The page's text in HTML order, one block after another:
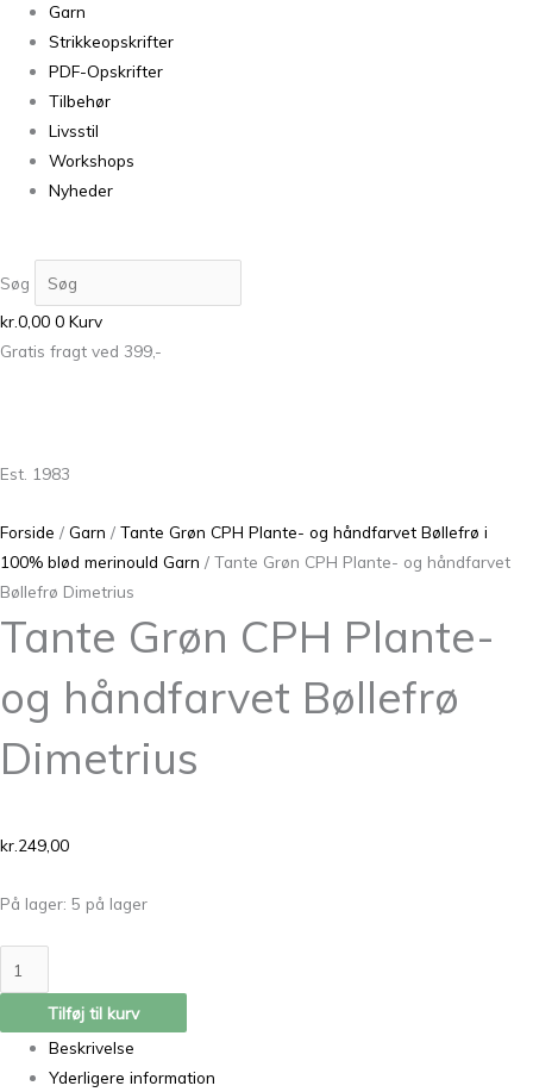
Garn
Strikkeopskrifter
PDF-Opskrifter
Tilbehør
Livsstil
Workshops
Nyheder
Søg
kr.0,00 0 Kurv
Gratis fragt ved 399,-
Est. 1983
Forside / Garn / Tante Grøn CPH Plante- og håndfarvet Bøllefrø i
100% blød merinould Garn / Tante Grøn CPH Plante- og håndfarvet
Bøllefrø Dimetrius
Tante Grøn CPH Plante-
og håndfarvet Bøllefrø
Dimetrius
kr. 249,00
På lager: 5 på lager
Tilføj til kurv
Beskrivelse
Yderligere information